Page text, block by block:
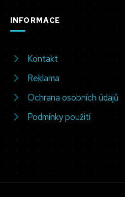
INFORMACE
Kontakt
Reklama
Ochrana osobních údajů
Podmínky použití